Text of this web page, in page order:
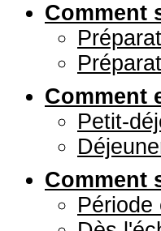
Comment
Comment
Petit-
Comment